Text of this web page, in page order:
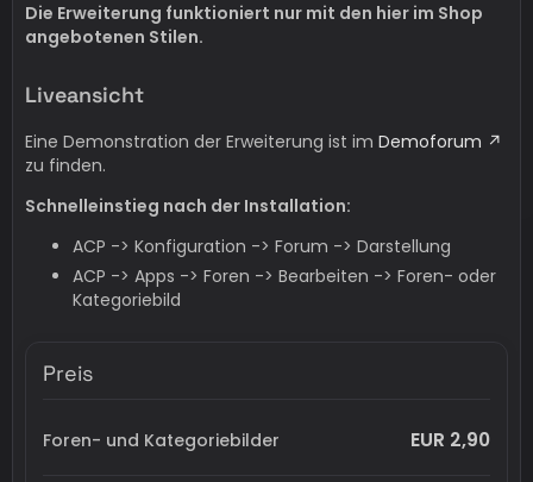
Die Erweiterung funktioniert nur mit den hier im Shop
angebotenen Stilen.
Liveansicht
Eine Demonstration der Erweiterung ist im Demoforum
zu finden.
Schnelleinstieg nach der Installation:
ACP -> Konfiguration -> Forum -> Darstellung
ACP -> Apps -> Foren -> Bearbeiten -> Foren- oder
Kategoriebild
Preis
Foren- und Kategoriebilder EUR 2,90